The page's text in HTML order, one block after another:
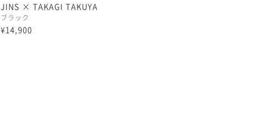
JINS × TAKAGI TAKUYA
ブラック
¥14,900